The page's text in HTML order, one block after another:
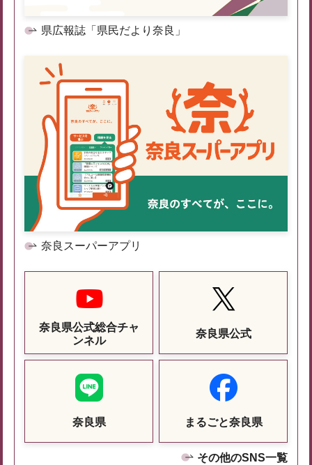
県広報誌「県民だより奈良」
奈良スーパーアプリ
奈良県公式総合チャ
ンネル
奈良県公式
奈良県 まるごと奈良県
その他のSNS一覧